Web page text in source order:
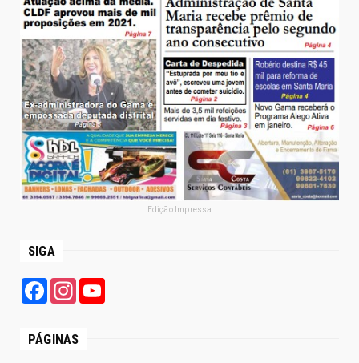
Edição Impressa
SIGA
FacebookInstagram
PÁGINAS